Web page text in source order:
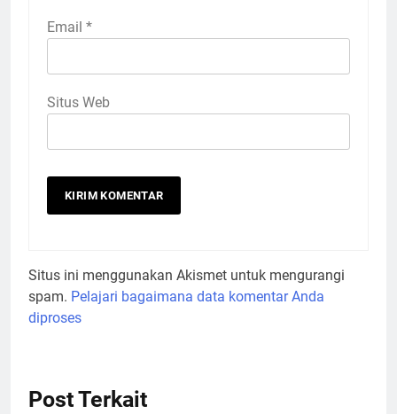
Email *
Situs Web
Situs ini menggunakan Akismet untuk mengurangi
spam. Pelajari bagaimana data komentar Anda
diproses
Post Terkait